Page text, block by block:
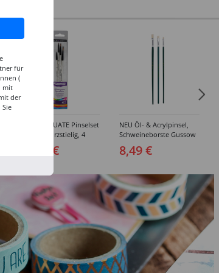
NEU GRADUATE Pinselset
"Detail“, kurzstielig, 4
15,99 €
NEU Öl- & Acrylpinsel,
Schweineborste Gussow
8,49 €
für
(
mit
der